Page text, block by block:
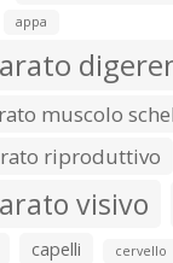
appa
muscolo
riproduttivo
visivo
capelli cervello